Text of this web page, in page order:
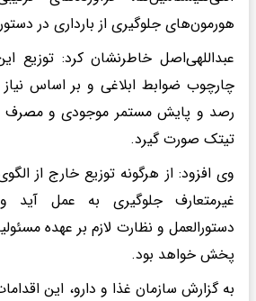
هورمون‌های جلوگیری از بارداری در
عبداللهی‌اصل خاطرنشان کرد: توزیع
چارچوب ضوابط ابلاغی و بر اساس نیاز
رصد و پایش مستمر موجودی و مصرف
تیتک صورت گیرد.
وی افزود: از هرگونه توزیع خارج از
غیرمتعارف جلوگیری به عمل
دستورالعمل و نظارت لازم بر عهده
پخش خواهد بود.
به گزارش سازمان غذا و دارو، این